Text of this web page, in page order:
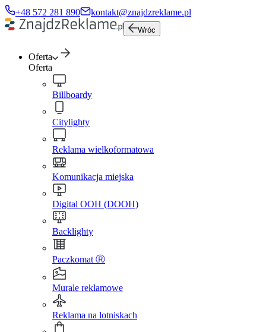
+48 572 281 890 kontakt@znajdzreklame.pl
Wróc
Oferta
Oferta
Billboardy
Citylighty
Reklama wielkoformatowa
Komunikacja miejska
Digital OOH (DOOH)
Backlighty
Paczkomat Ⓡ
Murale reklamowe
Reklama na lotniskach